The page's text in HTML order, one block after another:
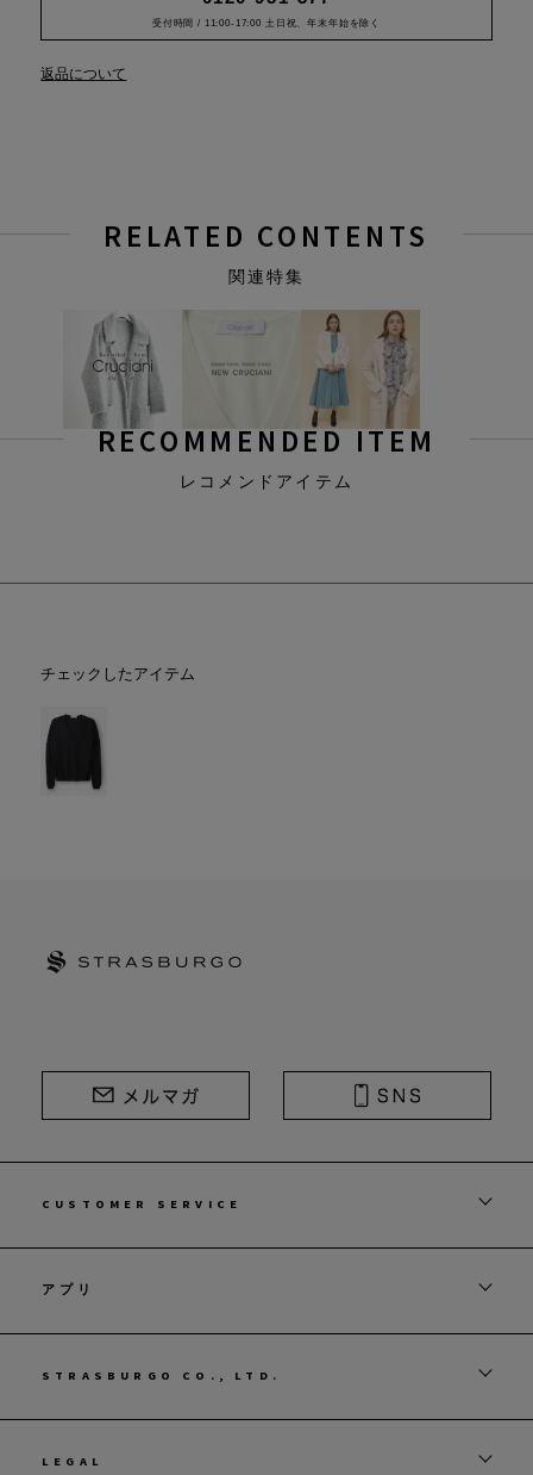
受付時間 / 11:00-17:00 土日祝、年末年始を除く
返品について
RELATED CONTENTS
関連特集
RECOMMENDED ITEM
レコメンドアイテム
チェックしたアイテム
CUSTOMER SERVICE
アプリ
STRASBURGO CO., LTD.
LEGAL